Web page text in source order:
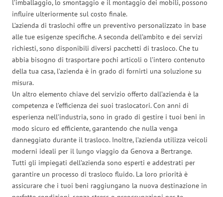
l’imballaggio, lo smontaggio e il montaggio dei mobili, possono
influire ulteriormente sul costo finale.
L’azienda di traslochi offre un preventivo personalizzato in base
alle tue esigenze specifiche. A seconda dell’ambito e dei servizi
richiesti, sono disponibili diversi pacchetti di trasloco. Che tu
abbia bisogno di trasportare pochi articoli o l’intero contenuto
della tua casa, l’azienda è in grado di fornirti una soluzione su
misura.
Un altro elemento chiave del servizio offerto dall’azienda è la
competenza e l’efficienza dei suoi traslocatori. Con anni di
esperienza nell’industria, sono in grado di gestire i tuoi beni in
modo sicuro ed efficiente, garantendo che nulla venga
danneggiato durante il trasloco. Inoltre, l’azienda utilizza veicoli
moderni ideali per il lungo viaggio da Genova a Bertrange.
Tutti gli impiegati dell’azienda sono esperti e addestrati per
garantire un processo di trasloco fluido. La loro priorità è
assicurare che i tuoi beni raggiungano la nuova destinazione in